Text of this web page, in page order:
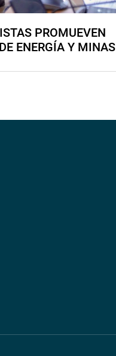
PROMUEVEN
ENERGÍA Y MINAS